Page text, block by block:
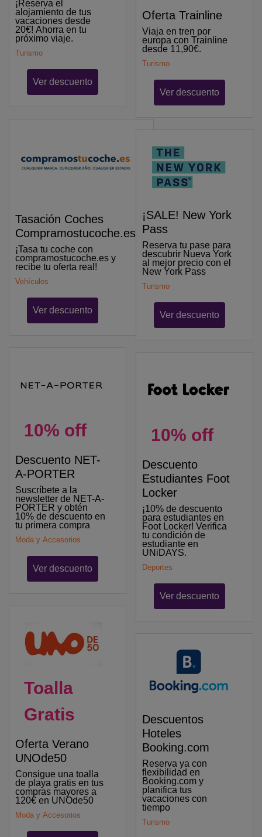
¡Reserva el
alojamiento de tus
vacaciones desde
20€! Ahorra en tu
próximo viaje.
Turismo
Ver descuento
Tasación Coches
Compramostucoche.es
¡Tasa tu coche con
compramostucoche.es y
recibe tu oferta real!
Vehículos
Ver descuento
10% off
Descuento NET-
A-PORTER
Suscríbete a la
newsletter de NET-A-
PORTER y obtén
10% de descuento en
tu primera compra
Moda y Accesorios
Ver descuento
Toalla
Gratis
Oferta Verano
UNOde50
Consigue una toalla
de playa gratis en tus
compras mayores a
120€ en UNOde50
Moda y Accesorios
Oferta Trainline
Viaja en tren por
europa con Trainline
desde 11,90€.
Turismo
Ver descuento
¡SALE! New York
Pass
Reserva tu pase para
descubrir Nueva York
al mejor precio con el
New York Pass
Turismo
Ver descuento
10% off
Descuento
Estudiantes Foot
Locker
¡10% de descuento
para estudiantes en
Foot Locker! Verifica
tu condición de
estudiante en
UNiDAYS.
Deportes
Ver descuento
Descuentos
Hoteles
Booking.com
Reserva ya con
flexibilidad en
Booking.com y
planifica tus
vacaciones con
tiempo
Turismo